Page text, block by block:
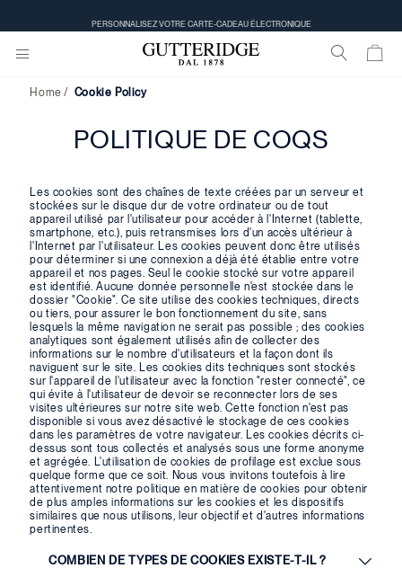
PERSONNALISEZ VOTRE CARTE-CADEAU ÉLECTRONIQUE
Home Cookie Policy
POLITIQUE DE COQS
Les cookies sont des chaînes de texte créées par un serveur et
stockées sur le disque dur de votre ordinateur ou de tout
appareil utilisé par l'utilisateur pour accéder à l'Internet (tablette,
smartphone, etc.), puis retransmises lors d'un accès ultérieur à
l'Internet par l'utilisateur. Les cookies peuvent donc être utilisés
pour déterminer si une connexion a déjà été établie entre votre
appareil et nos pages. Seul le cookie stocké sur votre appareil
est identifié. Aucune donnée personnelle n'est stockée dans le
dossier "Cookie". Ce site utilise des cookies techniques, directs
ou tiers, pour assurer le bon fonctionnement du site, sans
lesquels la même navigation ne serait pas possible ; des cookies
analytiques sont également utilisés afin de collecter des
informations sur le nombre d'utilisateurs et la façon dont ils
naviguent sur le site. Les cookies dits techniques sont stockés
sur l'appareil de l'utilisateur avec la fonction "rester connecté", ce
qui évite à l'utilisateur de devoir se reconnecter lors de ses
visites ultérieures sur notre site web. Cette fonction n'est pas
disponible si vous avez désactivé le stockage de ces cookies
dans les paramètres de votre navigateur. Les cookies décrits ci-
dessus sont tous collectés et analysés sous une forme anonyme
et agrégée. L'utilisation de cookies de profilage est exclue sous
quelque forme que ce soit. Nous vous invitons toutefois à lire
attentivement notre politique en matière de cookies pour obtenir
de plus amples informations sur les cookies et les dispositifs
similaires que nous utilisons, leur objectif et d'autres informations
pertinentes.
COMBIEN DE TYPES DE COOKIES EXISTE-T-IL ?